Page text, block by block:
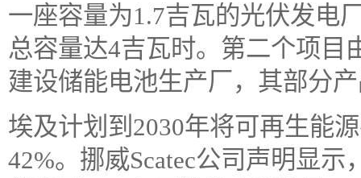
一座容量为1.7吉瓦的光伏发电
总容量达4吉瓦时。第二个项目
建设储能电池生产厂，其部分
埃及计划到2030年将可再生能
42%。挪威Scatec公司声明显